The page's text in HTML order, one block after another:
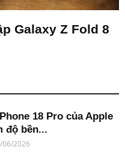
Galaxy Z Fold 8
18 Pro của Apple
độ bền...
06/2026